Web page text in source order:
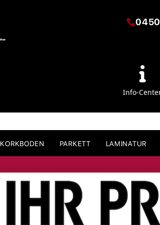
Info-
KORKBODEN PARKETT LAMINATUR